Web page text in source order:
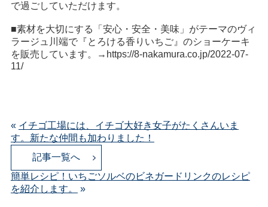
で過ごしていただけます。
■素材を大切にする「安心・安全・美味」がテーマのヴィ
ラージュ川端で『とろける香りいちご』のショーケーキ
を販売しています。→ https://8-nakamura.co.jp/2022-07-
11/
« イチゴ工場には、イチゴ大好き女子がたくさんいま
す。新たな仲間も加わりました！
記事一覧へ
簡単レシピ！いちごソルベのビネガードリンクのレシピ
を紹介します。
»